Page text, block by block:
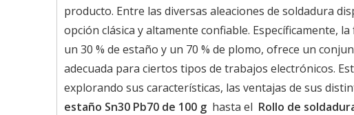
producto. Entre las diversas aleaciones de soldadura
opción clásica y altamente confiable. Específicamente,
un 30 % de estaño y un 70 % de plomo, ofrece un
adecuada para ciertos tipos de trabajos electrónicos.
explorando sus características, las ventajas de sus
estaño Sn30 Pb70 de 100 g hasta el Rollo de